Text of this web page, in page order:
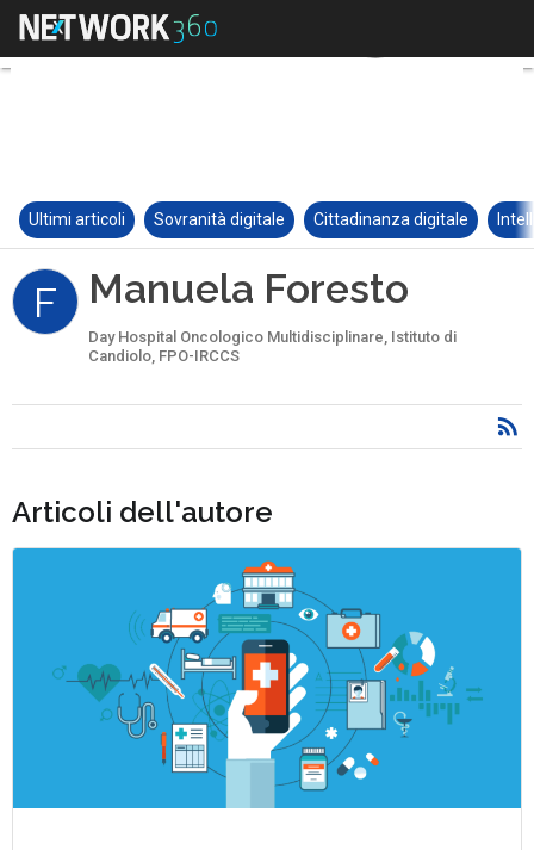
Ultimi articoli Sovranità digitale Cittadinanza digitale
F Manuela Foresto
Day Hospital Oncologico Multidisciplinare, Istituto di
Candiolo, FPO-IRCCS
Articoli dell'autore